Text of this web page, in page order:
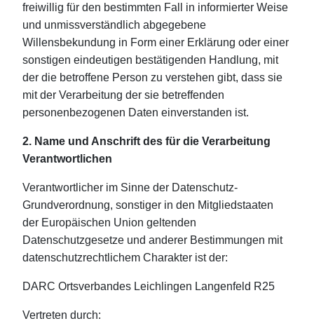
freiwillig für den bestimmten Fall in informierter Weise
und unmissverständlich abgegebene
Willensbekundung in Form einer Erklärung oder einer
sonstigen eindeutigen bestätigenden Handlung, mit
der die betroffene Person zu verstehen gibt, dass sie
mit der Verarbeitung der sie betreffenden
personenbezogenen Daten einverstanden ist.
2. Name und Anschrift des für die Verarbeitung
Verantwortlichen
Verantwortlicher im Sinne der Datenschutz-
Grundverordnung, sonstiger in den Mitgliedstaaten
der Europäischen Union geltenden
Datenschutzgesetze und anderer Bestimmungen mit
datenschutzrechtlichem Charakter ist der:
DARC Ortsverbandes Leichlingen Langenfeld R25
Vertreten durch: